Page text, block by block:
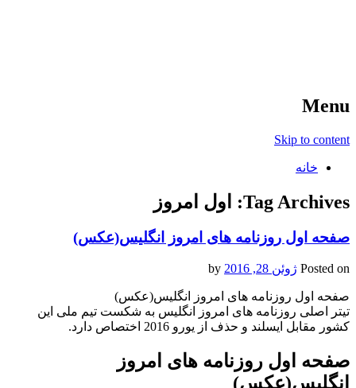
Menu
Skip to content
خانه
Tag Archives: اول امروز
صفحه اول روزنامه های امروز انگلیس(عکس)
Posted on ژوئن 28, 2016
صفحه اول روزنامه های امروز انگلیس(عکس)
تیتر اصلی روزنامه های امروز انگلیس به شکست تیم ملی این
کشور مقابل ایسلند و حذف از یورو 2016 اختصاص دارد.
صفحه اول روزنامه های امروز
انگلیس(عکس)